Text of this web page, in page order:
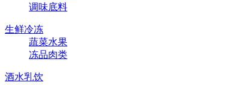
调味底料
生鲜冷冻
蔬菜水果
冻品肉类
酒水乳饮